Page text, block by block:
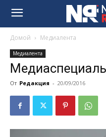
Домой Медиалента
Медиалента
От Редакция - 20/09/2016